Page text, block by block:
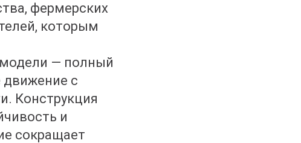
фермерских
которым
модели — полный
движение с
Конструкция
и
сокращает